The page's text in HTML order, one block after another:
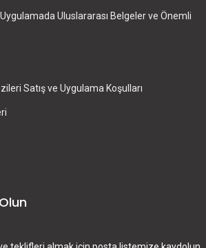
Uluslararası Belgeler ve Önemli
Satış ve Uygulama Koşulları